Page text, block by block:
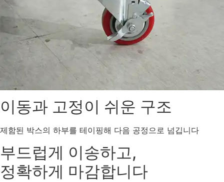
이동과 고정이 쉬운 구조
제함된 박스의 하부를 테이핑해 다음 공정으로 넘깁니다
부드럽게 이송하고,
정확하게 마감합니다